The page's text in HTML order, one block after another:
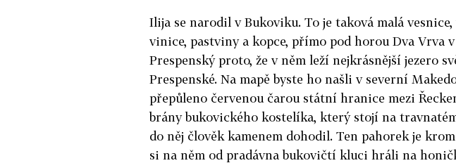
Ilija se narodil v Bukoviku. To je taková malá
vinice, pastviny a kopce, přímo pod horou Dva Vrva
Prespenský proto, že v něm leží nejkrásnější jezero
Prespenské. Na mapě byste ho našli v severní
přepůleno červenou čarou státní hranice mezi
brány bukovického kostelíka, který stojí na
do něj člověk kamenem dohodil. Ten pahorek je
si na něm od pradávna bukovičtí kluci hráli na